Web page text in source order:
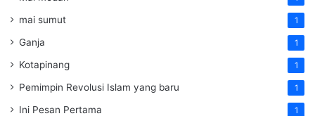
mai sumut 1
Ganja 1
Kotapinang 1
Pemimpin Revolusi Islam yang baru 1
Ini Pesan Pertama 1